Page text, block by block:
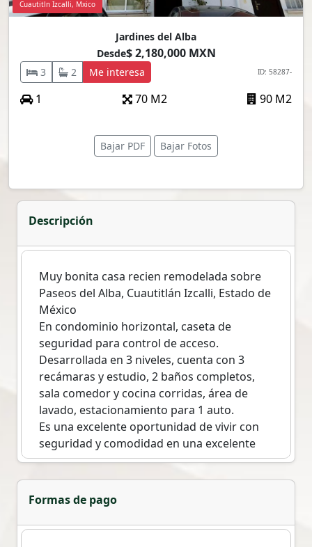
Cuautitln Izcalli, Mxico
Jardines del Alba
Desde$ 2,180,000 MXN
3 2 Me interesa ID: 58287-
1 70 M2 90 M2
Bajar PDF Bajar Fotos
Descripción
Muy bonita casa recien remodelada sobre
Paseos del Alba, Cuautitlán Izcalli, Estado de
México
En condominio horizontal, caseta de
seguridad para control de acceso.
Desarrollada en 3 niveles, cuenta con 3
recámaras y estudio, 2 baños completos,
sala comedor y cocina corridas, área de
lavado, estacionamiento para 1 auto.
Es una excelente oportunidad de vivir con
seguridad y comodidad en una excelente
zona.
Conócela. Citas 5537202520
El precio no incluye gastos notariales, que
representan entre un 8 y 10 del valor de la
Formas de pago